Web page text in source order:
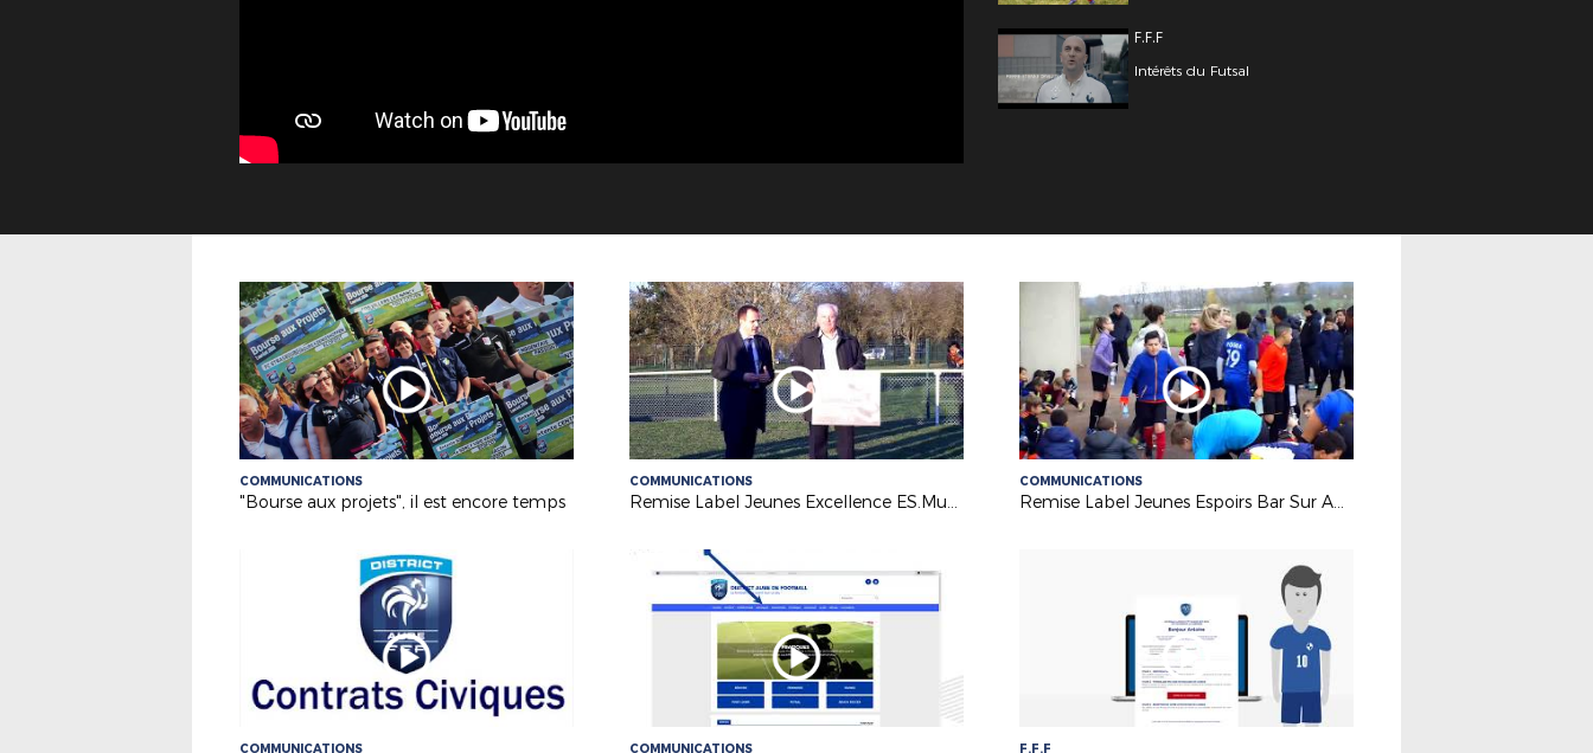
F.F.F
Intérêts du Futsal
COMMUNICATIONS
"Bourse aux projets", il est encore temps
COMMUNICATIONS
Remise Label Jeunes Excellence ES.Municipaux
COMMUNICATIONS
Remise Label Jeunes Espoirs Bar Sur Aube
COMMUNICATIONS COMMUNICATIONS F.F.F